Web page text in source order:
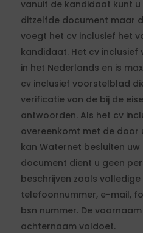
vanuit de kandidaat kunt
ditzelfde document maar
voegt het cv inclusief het
kandidaat. Het cv
in het Nederlands en is
cv inclusief voorstelblad
verificatie van de bij de
antwoorden. Als het cv
overeenkomt met de door
kan Waternet besluiten
document dient u geen
beschrijven zoals
telefoonnummer, e-mail,
bsn nummer. De
achternaam voldoet.